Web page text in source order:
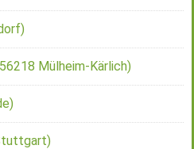
Mülheim-Kärlich)